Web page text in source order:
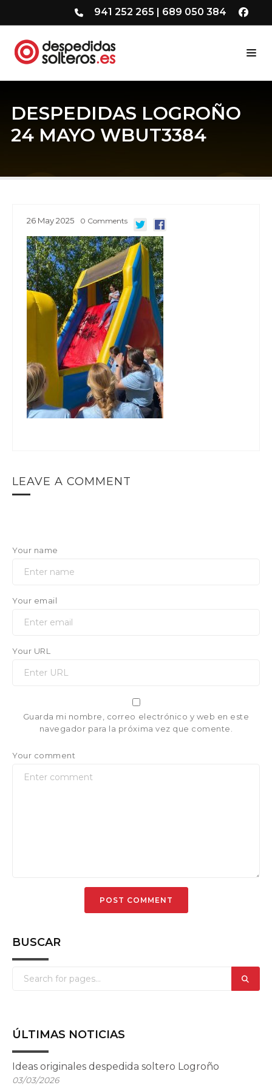
941 252 265 | 689 050 384
DESPEDIDAS LOGROÑO
24 MAYO WBUT3384
26 May2025 0 Comments
LEAVE A COMMENT
Your name
Your email
Your URL
Guarda mi nombre, correo electrónico y web en este
navegador para la próxima vez que comente.
Your comment
BUSCAR
ÚLTIMAS NOTICIAS
Ideas originales despedida soltero Logroño
03/03/2026